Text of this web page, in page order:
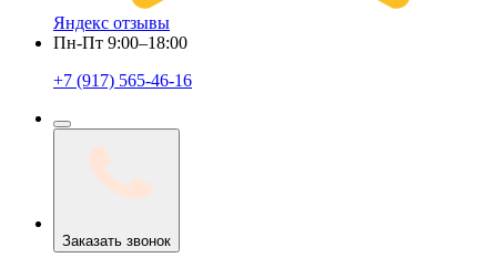
Яндекс отзывы
Пн-Пт 9:00–18:00
+7 (917) 565-46-16
Заказать звонок